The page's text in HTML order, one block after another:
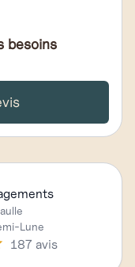
besoins
Lune
187 avis